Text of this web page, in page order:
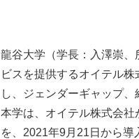
龍谷大学（学長：入澤崇
ビスを提供するオイテル
し、ジェンダーギャップ
本学は、オイテル株式会
を、2021年9月21日から